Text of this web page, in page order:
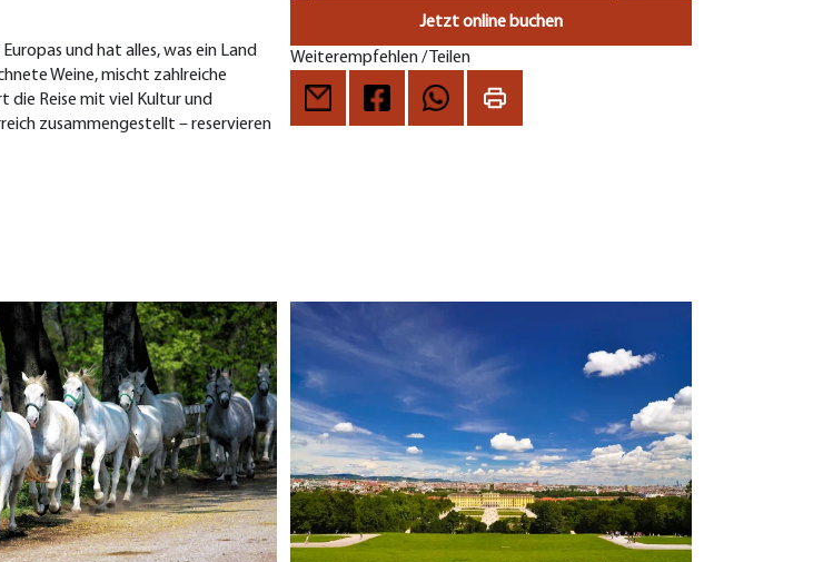
und hat alles, was ein Land
Weine, mischt zahlreiche
die Reise mit viel Kultur und
zusammengestellt – reservieren
Jetzt online buchen
Weiterempfehlen / Teilen